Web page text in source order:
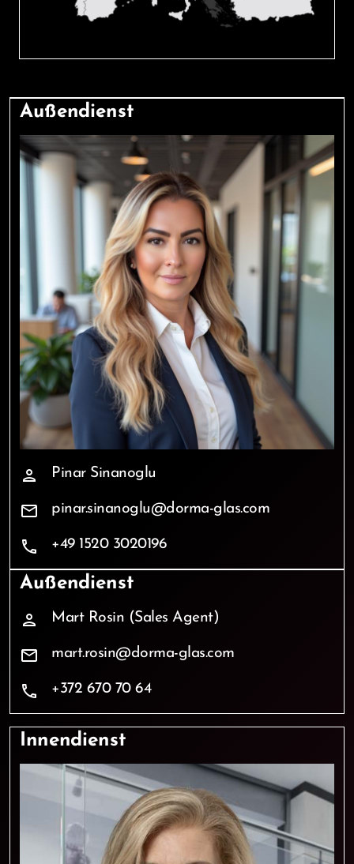
Außendienst
person Pinar Sinanoglu
mail pinar.sinanoglu@dorma-glas.com
phone +49 1520 3020196
Außendienst
person
Mart Rosin (Sales Agent)
mail mart.rosin@dorma-glas.com
phone +372 670 70 64
Innendienst